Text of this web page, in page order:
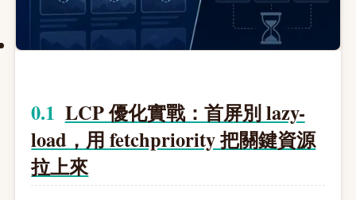
LCP 優化實戰：首屏別 lazy-
load，用 fetchpriority 把關鍵資源
拉上來